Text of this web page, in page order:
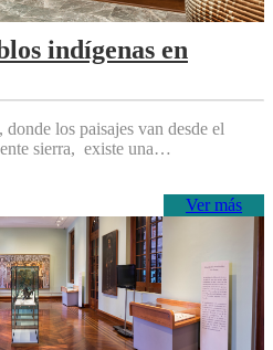
indígenas en
los paisajes van desde el
sierra, existe una…
Ver más